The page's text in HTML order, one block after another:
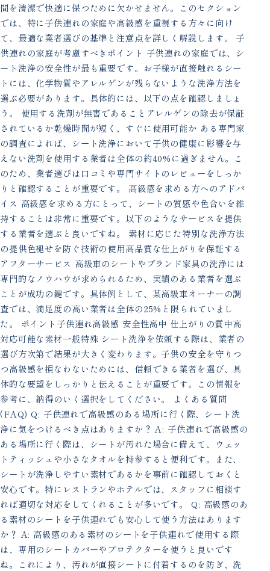
間を清潔で快適に保つために欠かせません。このセクション
では、特に子供連れの家庭や高級感を重視する方々に向け
て、最適な業者選びの基準と注意点を詳しく解説します。 子
供連れの家庭が考慮すべきポイント 子供連れの家庭では、シ
ート洗浄の安全性が最も重要です。お子様が直接触れるシー
トには、化学物質やアレルゲンが残らないような洗浄方法を
選ぶ必要があります。具体的には、以下の点を確認しましょ
う。 使用する洗剤が無害であることアレルゲンの除去が保証
されているか乾燥時間が短く、すぐに使用可能か ある専門家
の調査によれば、シート洗浄において子供の健康に影響を与
えない洗剤を使用する業者は全体の約40%に過ぎません。こ
のため、業者選びは口コミや専門サイトのレビューをしっか
りと確認することが重要です。 高級感を求める方へのアドバ
イス 高級感を求める方にとって、シートの質感や色合いを維
持することは非常に重要です。以下のようなサービスを提供
する業者を選ぶと良いですね。 素材に応じた特別な洗浄方法
の提供色褪せを防ぐ技術の使用高品質な仕上がりを保証する
アフターサービス 高級車のシートやブランド家具の洗浄には
専門的なノウハウが求められるため、実績のある業者を選ぶ
ことが成功の鍵です。具体例として、某高級車オーナーの調
査では、満足度の高い業者は全体の25%と限られていまし
た。 ポイント子供連れ高級感 安全性高中 仕上がりの質中高
対応可能な素材一般特殊 シート洗浄を依頼する際は、業者の
選び方次第で結果が大きく変わります。子供の安全を守りつ
つ高級感を損なわないためには、信頼できる業者を選び、具
体的な要望をしっかりと伝えることが重要です。この情報を
参考に、納得のいく選択をしてください。 よくある質問
(FAQ) Q: 子供連れで高級感のある場所に行く際、シート洗
浄に気をつけるべき点はありますか？ A: 子供連れで高級感の
ある場所に行く際は、シートが汚れた場合に備えて、ウェッ
トティッシュや小さなタオルを持参すると便利です。また、
シートが洗浄しやすい素材であるかを事前に確認しておくと
安心です。特にレストランやホテルでは、スタッフに相談す
れば適切な対応をしてくれることが多いです。 Q: 高級感のあ
る素材のシートを子供連れでも安心して使う方法はあります
か？ A: 高級感のある素材のシートを子供連れで使用する際
は、専用のシートカバーやプロテクターを使うと良いです
ね。これにより、汚れが直接シートに付着するのを防ぎ、洗